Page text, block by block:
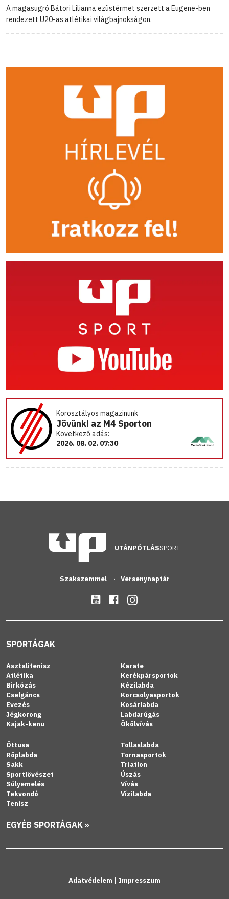
A magasugró Bátori Lilianna ezüstérmet szerzett a Eugene-ben
rendezett U20-as atlétikai világbajnokságon.
Korosztályos magazinunk
Jövünk! az M4 Sporton
Következő adás:
2026. 08. 02. 07:30
UTÁNPÓTLÁSSPORT
Szakszemmel Versenynaptár
SPORTÁGAK
Asztalitenisz
Atlétika
Birkózás
Cselgáncs
Evezés
Jégkorong
Kajak-kenu
Karate
Kerékpársportok
Kézilabda
Korcsolyasportok
Kosárlabda
Labdarúgás
Ökölvívás
Öttusa
Röplabda
Sakk
Sportlövészet
Súlyemelés
Tekvondó
Tenisz
Tollaslabda
Tornasportok
Triatlon
Úszás
Vívás
Vízilabda
EGYÉB SPORTÁGAK »
Adatvédelem | Impresszum